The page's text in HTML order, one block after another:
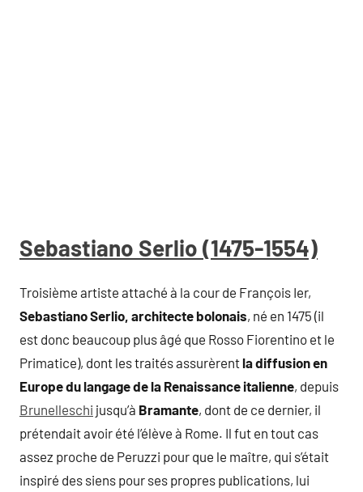
Sebastiano Serlio (1475-1554)
Troisième artiste attaché à la cour de François Ier,
Sebastiano Serlio, architecte bolonais, né en 1475 (il
est donc beaucoup plus âgé que Rosso Fiorentino et le
Primatice), dont les traités assurèrentla diffusion en
Europe du langage de la Renaissance italienne, depuis
Brunelleschi jusqu’à Bramante, dont de ce dernier, il
prétendait avoir été l’élève à Rome. Il fut en tout cas
assez proche de Peruzzi pour que le maître, qui s’était
inspiré des siens pour ses propres publications, lui